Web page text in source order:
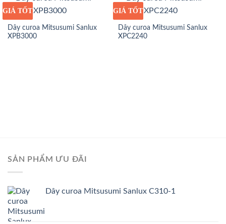
GIÁ SỈ
GIÁ TỐT
Dây curoa Mitsusumi Sanlux
XPB3000
GIÁ SỈ
GIÁ TỐT
Dây curoa Mitsusumi Sanlux
XPC2240
SẢN PHẨM ƯU ĐÃI
Dây curoa Mitsusumi Sanlux C310-1